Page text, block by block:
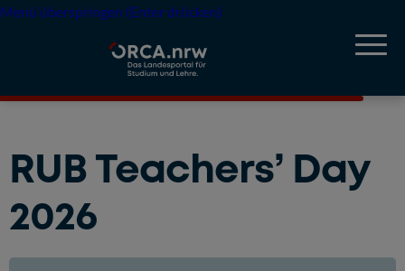
Menü überspringen (Enter drücken)
RUB Teachers’ Day
2026